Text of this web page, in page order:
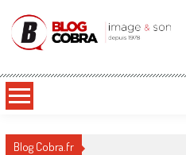
Blog Cobra
Blog Cobra.fr